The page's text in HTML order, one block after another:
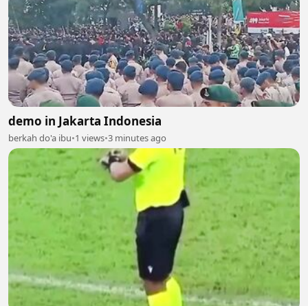
demo in Jakarta Indonesia
berkah do'a ibu•1 views•3 minutes ago